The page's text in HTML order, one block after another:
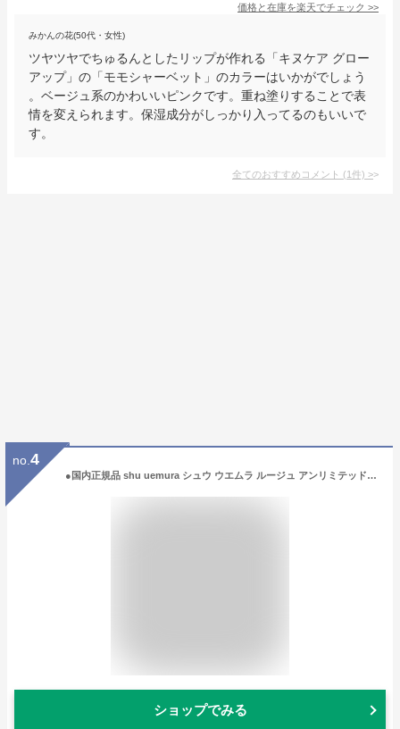
価格と在庫を楽天でチェック >>
みかんの花(50代・女性)
ツヤツヤでちゅるんとしたリップが作れる「キヌケア グロー
アップ」の「モモシャーベット」のカラーはいかがでしょう
。ベージュ系のかわいいピンクです。重ね塗りすることで表
情を変えられます。保湿成分がしっかり入ってるのもいいで
す。
全てのおすすめコメント (1件) >
no. 4
●国内正規品 shu uemura シュウ ウエムラ ルージュ アンリミテッド アンプリファイド ピグメントAP PK396 口紅 リップグロス クリスマス
ショップでみる